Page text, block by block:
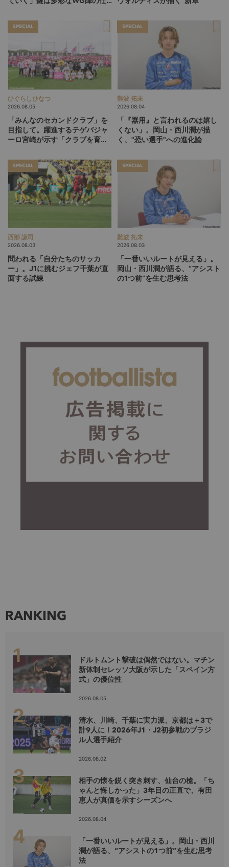
SPECIAL
ひぐらしひなつ
2026.08.05
「みんなのセカンドクラブ」を
目指して。躍進するテゲバジャ
ーロ宮崎が示す「クラブを育て
SPECIAL
難波 拓未
2026.08.04
「『器用』と言われるのは嬉し
くない」。岡山・西川潤が描
く、"恐い選手"への進化論
SPECIAL
西部 謙司
2026.08.03
問われる「自分たちのサッカ
ー」。J1に挑むジェフ千葉が直
面する試練
SPECIAL
難波 拓未
2026.08.03
「一番いいルートが見える」。
岡山・西川潤が語る、“アシスト
の1つ前”を生む思考法
RANKING
ドルトムント撃破は偶然ではない。マチン
新体制セレッソ大阪が示した「スペイン方
式」の優位性
2026.08.05
清水、川崎、千葉に実力派、京都は＋3で
計9人に！2026年J1・J2初参戦のブラジ
ル人選手紹介
2026.08.02
相手の懐を鋭く突き刺す、仙台の槍。「ち
ゃんと悔しかった」3年目の正直で、有田
恵人が真価を示すシーズンへ
2026.08.04
「一番いいルートが見える」。岡山・西川
潤が語る、“アシストの1つ前”を生む思考
法